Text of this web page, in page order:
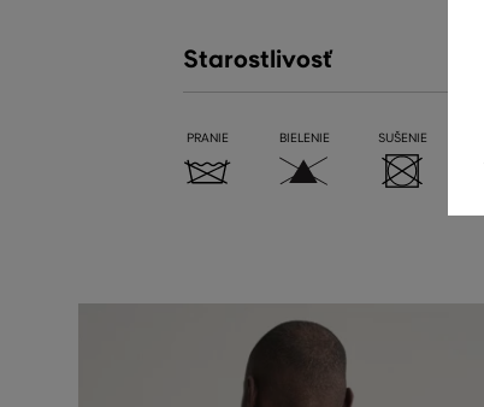
Starostlivosť
PRANIE BIELENIE SUŠENIE